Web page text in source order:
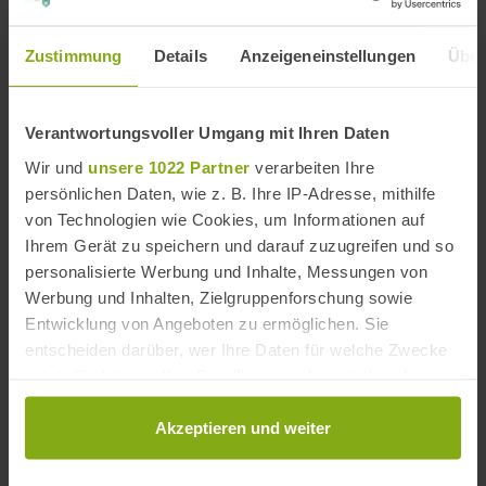
Zustimmung Details Anzeigeneinstellungen
Verantwortungsvoller Umgang mit Ihren Daten
Wir und unsere 1022 Partner verarbeiten Ihre
persönlichen Daten, wie z. B. Ihre IP-Adresse, mithilfe
von Technologien wie Cookies, um Informationen auf
Ihrem Gerät zu speichern und darauf zuzugreifen und so
personalisierte Werbung und Inhalte, Messungen von
Werbung und Inhalten, Zielgruppenforschung sowie
Entwicklung von Angeboten zu ermöglichen. Sie
entscheiden darüber, wer Ihre Daten für welche Zwecke
Cookie-Erklärung oder durch Klicken auf das Privacy
Trigger Symbol ändern oder widerrufen
Akzeptieren und weiter
Costa Tropical Strände
Provinz Granada Strände
Strände in der Nähe